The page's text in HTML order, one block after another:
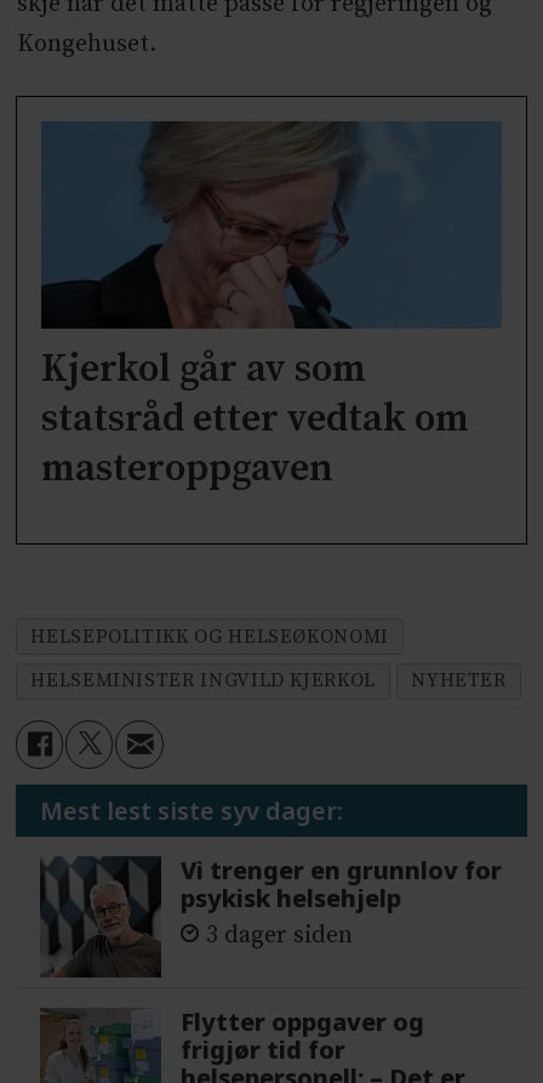
Kongehuset.
Kjerkol går av som
statsråd etter vedtak om
masteroppgaven
HELSEPOLITIKK OG HELSEØKONOMI
HELSEMINISTER INGVILD KJERKOL
NYHETER
Mest lest siste syv dager:
Vi trenger en grunnlov for
psykisk helsehjelp
3 dager siden
Flytter oppgaver og
frigjør tid for